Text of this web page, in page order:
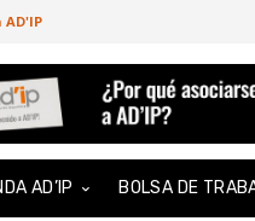
AD’IP BOLSA DE